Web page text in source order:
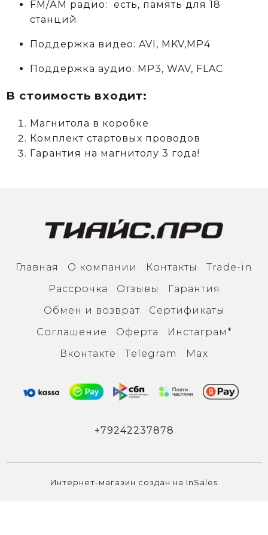
FM/АM радио: есть, память для 18
станций
Поддержка видео: AVI, MKV,MP4
Поддержка аудио: MP3, WAV, FLAC
В стоимость входит:
Магнитола в коробке
Комплект стартовых проводов
Гарантия на магнитолу 3 года!
Главная О компании Контакты
Trade-in
Рассрочка
Отзывы
Гарантия
Обмен и возврат
Сертификаты
Соглашение
Оферта
Инcтаграм*
Вконтакте
Тelegram Max
+79242237878
Интернет-магазин создан на InSales